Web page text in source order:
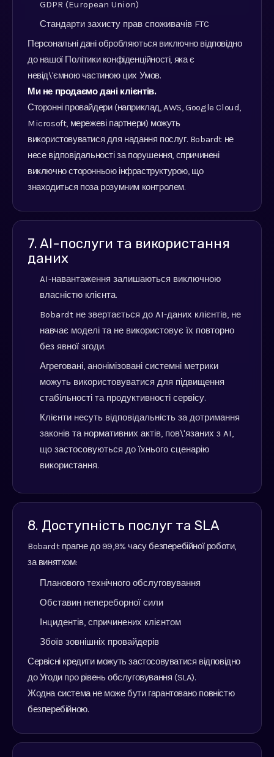
GDPR (European Union)
Стандарти захисту прав споживачів FTC
Персональні дані обробляються виключно відповідно
до нашої Політики конфіденційності, яка є
невід\'ємною частиною цих Умов.
Ми не продаємо дані клієнтів.
Сторонні провайдери (наприклад, AWS, Google Cloud,
Microsoft, мережеві партнери) можуть
використовуватися для надання послуг. Bobardt не
несе відповідальності за порушення, спричинені
виключно сторонньою інфраструктурою, що
знаходиться поза розумним контролем.
7. AI-послуги та використання
даних
AI-навантаження залишаються виключною
власністю клієнта.
Bobardt не звертається до AI-даних клієнтів, не
навчає моделі та не використовує їх повторно
без явної згоди.
Агреговані, анонімізовані системні метрики
можуть використовуватися для підвищення
стабільності та продуктивності сервісу.
Клієнти несуть відповідальність за дотримання
законів та нормативних актів, пов\'язаних з AI,
що застосовуються до їхнього сценарію
використання.
8. Доступність послуг та SLA
Bobardt прагне до 99,9% часу безперебійної роботи,
за винятком:
Планового технічного обслуговування
Обставин непереборної сили
Інцидентів, спричинених клієнтом
Збоїв зовнішніх провайдерів
Сервісні кредити можуть застосовуватися відповідно
до Угоди про рівень обслуговування (SLA).
Жодна система не може бути гарантовано повністю
безперебійною.